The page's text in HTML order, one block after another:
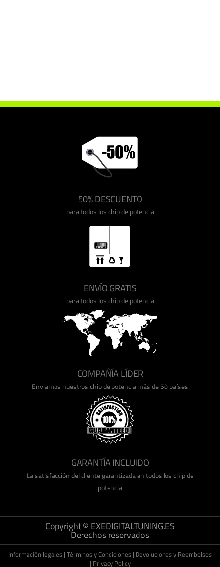
50% DESCUENTO
para todos los chip de potencia
ENVÍO GRATIS
para todos los chip de potencia
COMPAÑÍA LÍDER
Enviamos nuestros chip de potencia más de 50 países
GARANTÍA INCLUIDO
La satisfacción del cliente garantizada en todos los chip de
potencia
Copyright © EXEDIGITALTUNING.ES
Derechos reservados
Informaciòn legales | Términos y Condiciones | Devoluciones y Reembolsos
| Privacy Policy